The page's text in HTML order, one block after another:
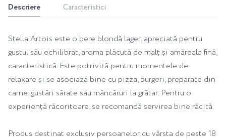
Descriere Caracteristici
Stella Artois este o bere blondă lager, apreciată pentru
gustul său echilibrat, aroma plăcută de malț și amăreala fină,
caracteristică. Este potrivită pentru momentele de
relaxare și se asociază bine cu pizza, burgeri, preparate din
carne, gustări sărate sau mâncăruri la grătar. Pentru o
experiență răcoritoare, se recomandă servirea bine răcită.
Produs destinat exclusiv persoanelor cu vârsta de peste 18